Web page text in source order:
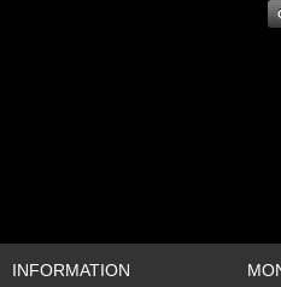
INFORMATION